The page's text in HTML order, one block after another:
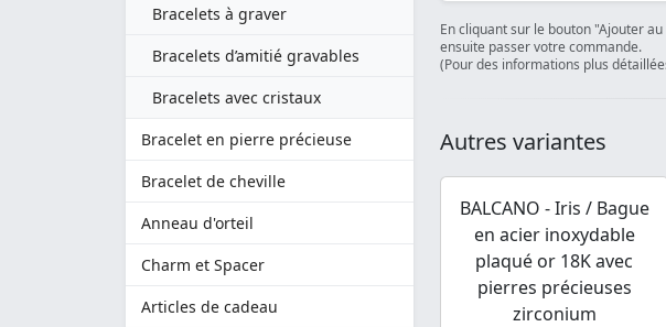
Bracelets à graver
Bracelets d’amitié gravables
Bracelets avec cristaux
Bracelet en pierre précieuse
Bracelet de cheville
Anneau d'orteil
Charm et Spacer
Articles de cadeau
En cliquant sur le bouton "Ajouter
ensuite passer votre commande.
(Pour des informations plus
Autres variantes
BALCANO - Iris / Bague
en acier inoxydable
plaqué or 18K avec
pierres précieuses
zirconium